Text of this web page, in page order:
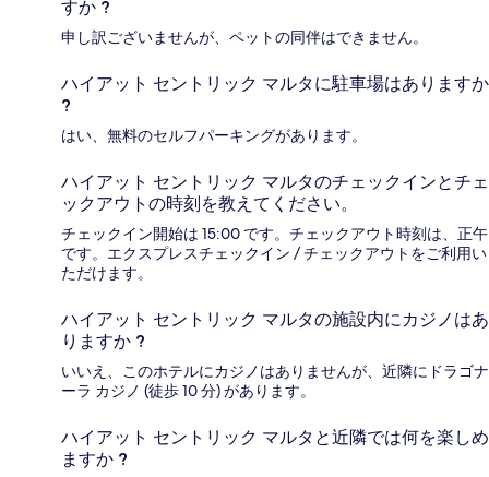
すか ?
申し訳ございませんが、ペットの同伴はできません。
ハイアット セントリック マルタに駐車場はありますか
?
はい、無料のセルフパーキングがあります。
ハイアット セントリック マルタのチェックインとチェ
ックアウトの時刻を教えてください。
チェックイン開始は 15:00 です。チェックアウト時刻は、正午
です。エクスプレスチェックイン / チェックアウトをご利用い
ただけます。
ハイアット セントリック マルタの施設内にカジノはあ
りますか ?
いいえ、このホテルにカジノはありませんが、近隣にドラゴナ
ーラ カジノ (徒歩 10 分) があります。
ハイアット セントリック マルタと近隣では何を楽しめ
ますか ?